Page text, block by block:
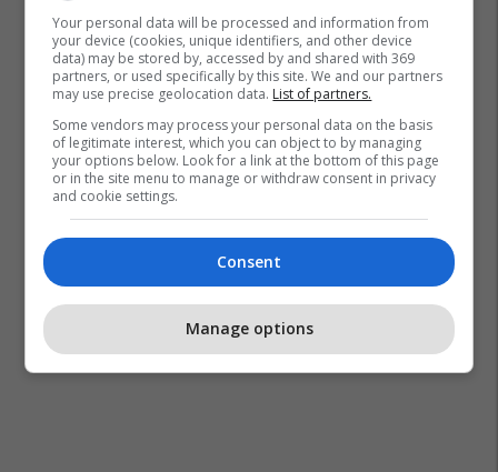
Your personal data will be processed and information from
your device (cookies, unique identifiers, and other device
data) may be stored by, accessed by and shared with 369
partners, or used specifically by this site. We and our partners
may use precise geolocation data. List of partners.
Some vendors may process your personal data on the basis
of legitimate interest, which you can object to by managing
your options below. Look for a link at the bottom of this page
or in the site menu to manage or withdraw consent in privacy
and cookie settings.
Consent
Manage options